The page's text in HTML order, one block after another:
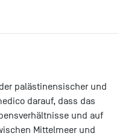
palästinensischer und
darauf, dass das
und auf
Mittelmeer und